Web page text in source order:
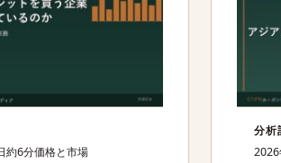
約6分価格と市場
分析